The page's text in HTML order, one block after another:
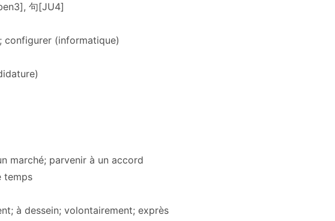
句[JU4]
configurer (informatique)
marché; parvenir à un accord
temps
à dessein; volontairement; exprès